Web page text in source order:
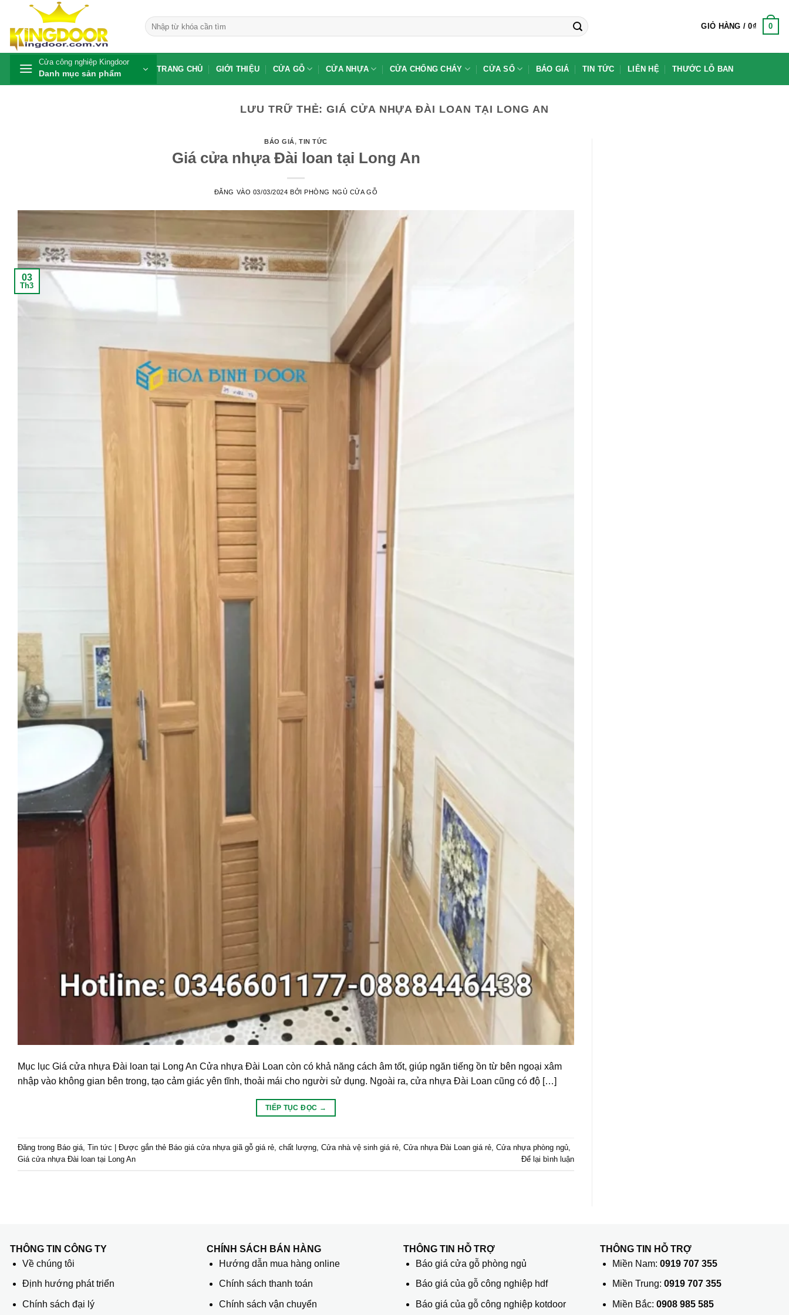
nội
dung
Tìm
kiếm:
GIỎ HÀNG /0₫ 0
Cửa công nghiệp Kingdoor
Danh mục sản phẩm TRANG CHỦ GIỚI THIỆU CỬA GỖ CỬA NHỰA CỬA CHỐNG CHÁY CỬA SỔ BÁO GIÁ TIN TỨC LIÊN HỆ THƯỚC LỖ BAN
LƯU TRỮ THẺ:GIÁ CỬA NHỰA ĐÀI LOAN TẠI LONG AN
BÁO GIÁ,TIN TỨC
Giá cửa nhựa Đài loan tại Long An
ĐĂNG VÀO 03/03/2024 BỞIPHÒNG NGỦ CỬA GỖ
03
Th3
Mục lục Giá cửa nhựa Đài loan tại Long An Cửa nhựa Đài Loan còn có khả năng cách âm tốt, giúp ngăn tiếng ồn từ bên ngoại xâm
nhập vào không gian bên trong, tạo cảm giác yên tĩnh, thoải mái cho người sử dụng. Ngoài ra, cửa nhựa Đài Loan cũng có độ […]
TIẾP TỤC ĐỌC →
Đăng trong Báo giá, Tin tức Được gắn thẻ Báo giá cửa nhựa giã gỗ giá rẻ, chất lượng, Cửa nhà vệ sinh giá rẻ, Cửa nhựa Đài Loan giá rẻ, Cửa nhựa phòng ngủ,
Giá cửa nhựa Đài loan tại Long An
Để lại bình luận
THÔNG TIN CÔNG TY
Về chúng tôi
Định hướng phát triển
Chính sách đại lý
CHÍNH SÁCH BÁN HÀNG
Hướng dẫn mua hàng online
Chính sách thanh toán
Chính sách vận chuyển
THÔNG TIN HỖ TRỢ
Báo giá cửa gỗ phòng ngủ
Báo giá của gỗ công nghiệp hdf
Báo giá của gỗ công nghiệp kotdoor
THÔNG TIN HỖ TRỢ
Miền Nam: 0919 707 355
Miền Trung: 0919 707 355
Miền Bắc: 0908 985 585